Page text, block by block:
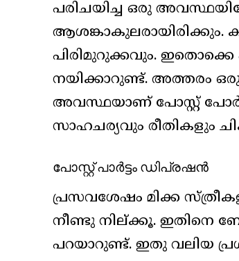
പരിചയിച്ച ഒരു
പിരിമുറുക്കവും. ഇതൊക്കെ
നയിക്കാറുണ്ട്. അത്തരം
അവസ്ഥയാണ് പോസ്റ്റ്
സാഹചര്യവും രീതികളും
പോസ്റ്റ് പാർട്ടം ഡിപ്രഷൻ
പ്രസവശേഷം മിക്ക
നീണ്ടു നില്ക്കൂ. ഇതിനെ
പറയാറുണ്ട്. ഇതു വലിയ